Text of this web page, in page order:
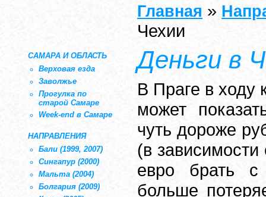
Главная »
Чехии
САМАРА И ОБЛАСТЬ
Верховая езда
Заволжье
Прогулка по
старой Самаре
Week-end в Самаре
НАПРАВЛЕНИЯ
Бали (1999, 2007)
Сингапур (2000)
Мальта (2004)
Болгария (2009)
Деньги в
В Праге в ходу
может
чуть дороже
(в зависимости
евро брать
больше